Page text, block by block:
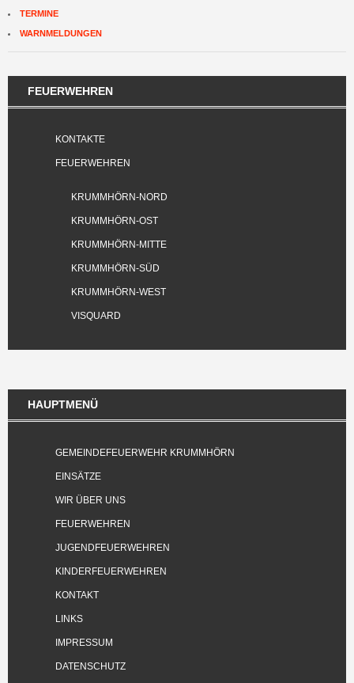
TERMINE
WARNMELDUNGEN
FEUERWEHREN
KONTAKTE
FEUERWEHREN
KRUMMHÖRN-NORD
KRUMMHÖRN-OST
KRUMMHÖRN-MITTE
KRUMMHÖRN-SÜD
KRUMMHÖRN-WEST
VISQUARD
HAUPTMENÜ
GEMEINDEFEUERWEHR KRUMMHÖRN
EINSÄTZE
WIR ÜBER UNS
FEUERWEHREN
JUGENDFEUERWEHREN
KINDERFEUERWEHREN
KONTAKT
LINKS
IMPRESSUM
DATENSCHUTZ